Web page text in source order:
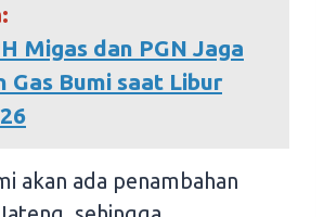
Migas dan PGN Jaga
Gas Bumi saat Libur
akan ada penambahan